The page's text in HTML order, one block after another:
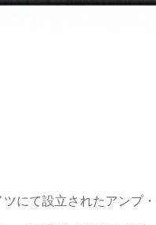
にて設立されたアンプ